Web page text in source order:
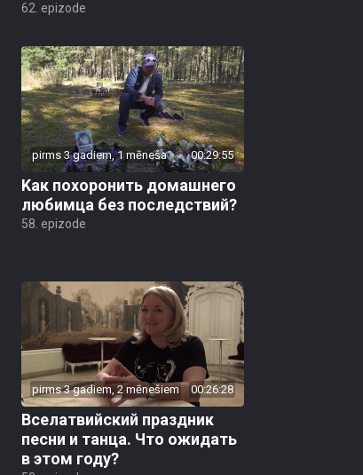
62. epizode
pirms 3 gadiem, 1 mēneša 00:29:55
Kак похоронить домашнего
любимца без последствий?
58. epizode
pirms 3 gadiem, 2 mēnešiem 00:26:28
Вселатвийский праздник
песни и танца. Что ожидать
в этом году?